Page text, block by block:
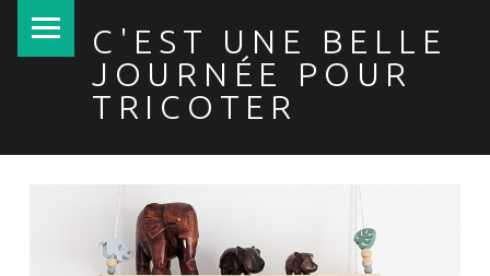
C'EST UNE BELLE
JOURNÉE POUR
TRICOTER